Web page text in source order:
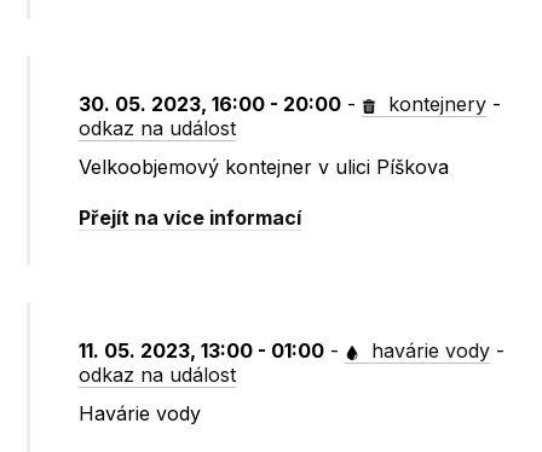
30. 05. 2023, 16:00 - 20:00 - kontejnery -
odkaz na událost
Velkoobjemový kontejner v ulici Píškova
Přejít na více informací
11. 05. 2023, 13:00 - 01:00 - havárie vody -
odkaz na událost
Havárie vody